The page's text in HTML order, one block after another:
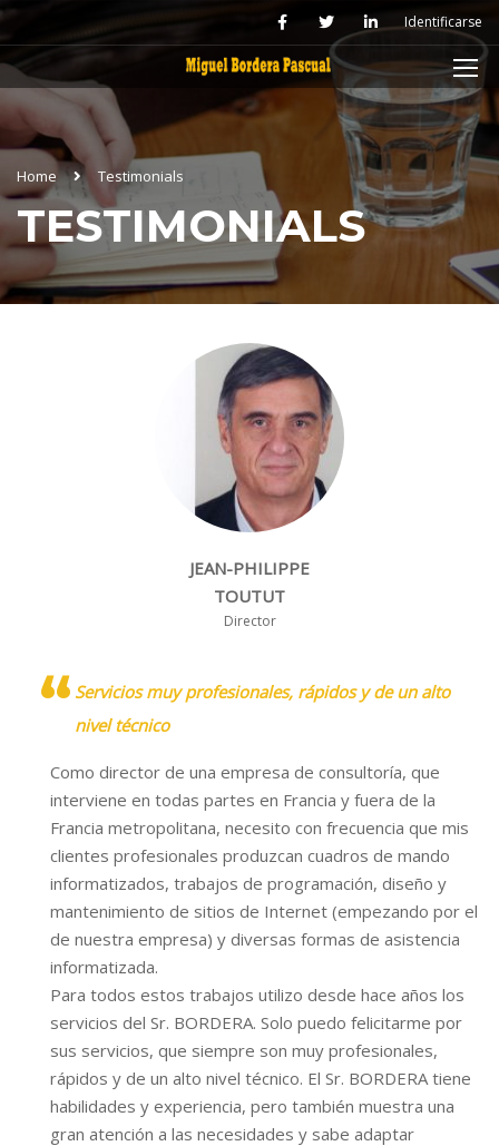
Identificarse
Home Testimonials
TESTIMONIALS
JEAN-PHILIPPE
TOUTUT
Director
Servicios muy profesionales, rápidos y de un alto
nivel técnico
Como director de una empresa de consultoría, que
interviene en todas partes en Francia y fuera de la
Francia metropolitana, necesito con frecuencia que mis
clientes profesionales produzcan cuadros de mando
informatizados, trabajos de programación, diseño y
mantenimiento de sitios de Internet (empezando por el
de nuestra empresa) y diversas formas de asistencia
informatizada.
Para todos estos trabajos utilizo desde hace años los
servicios del Sr. BORDERA. Solo puedo felicitarme por
sus servicios, que siempre son muy profesionales,
rápidos y de un alto nivel técnico. El Sr. BORDERA tiene
habilidades y experiencia, pero también muestra una
gran atención a las necesidades y sabe adaptar